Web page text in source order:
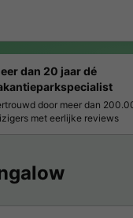
dan 20 jaar dé
door meer dan
met eerlijke reviews